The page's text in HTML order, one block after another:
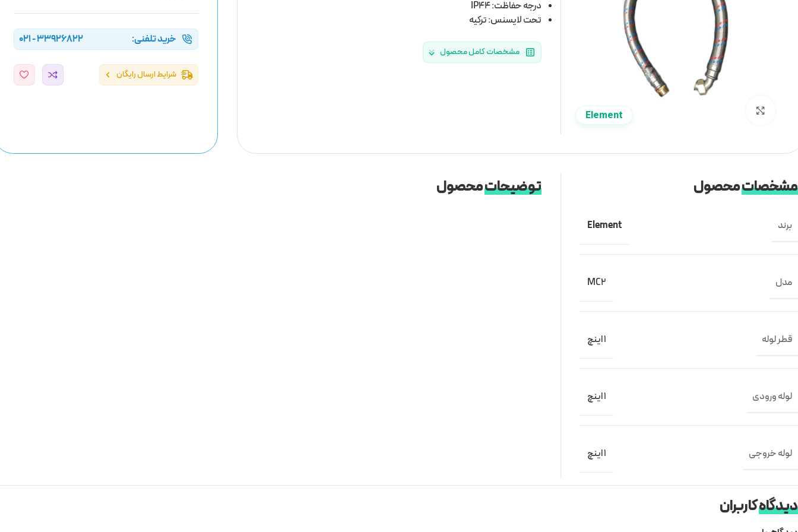
Element
درجه حفاظت: IP44
تحت لایسنس: ترکیه
مشخصات کامل محصول
خرید تلفنی: 33926822 - 021
شرایط ارسال رایگان
مشخصاتمحصول
برند Element
مدل MC2
قطر لوله 1 اینچ
لوله ورودی 1 اینچ
لوله خروجی 1 اینچ
توضیحاتمحصول
دیدگاهکاربران